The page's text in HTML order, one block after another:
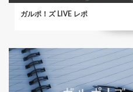
ガルポ！ズ LIVE レポ